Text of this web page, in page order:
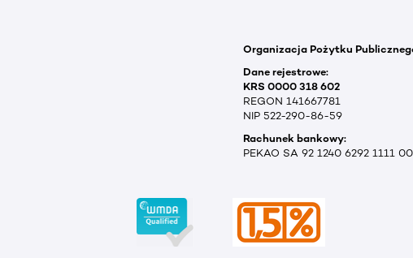
Organizacja Pożytku
Dane rejestrowe:
KRS 0000 318 602
REGON 141667781
NIP 522-290-86-59
Rachunek bankowy:
PEKAO SA 92 1240 6292 1111